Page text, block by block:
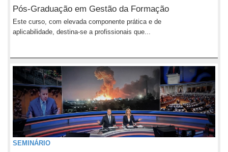
Pós-Graduação em Gestão da Formação
Este curso, com elevada componente prática e de
aplicabilidade, destina-se a profissionais que...
SEMINÁRIO